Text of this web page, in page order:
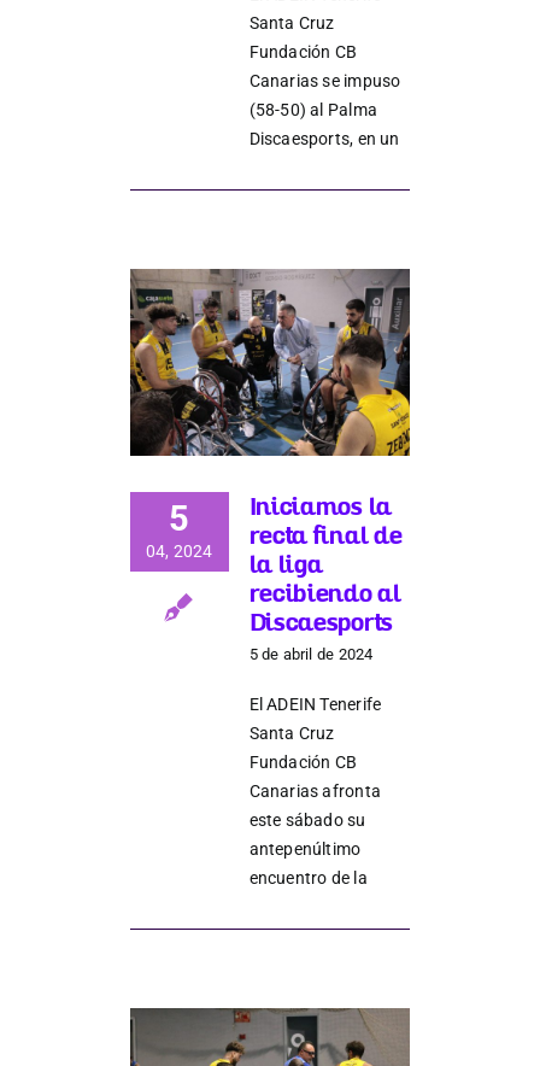
Santa Cruz
Fundación CB
Canarias se impuso
(58-50) al Palma
Discaesports, en un
5
04, 2024
Iniciamos la
recta final de
la liga
recibiendo al
Discaesports
5 de abril de 2024
El ADEIN Tenerife
Santa Cruz
Fundación CB
Canarias afronta
este sábado su
antepenúltimo
encuentro de la